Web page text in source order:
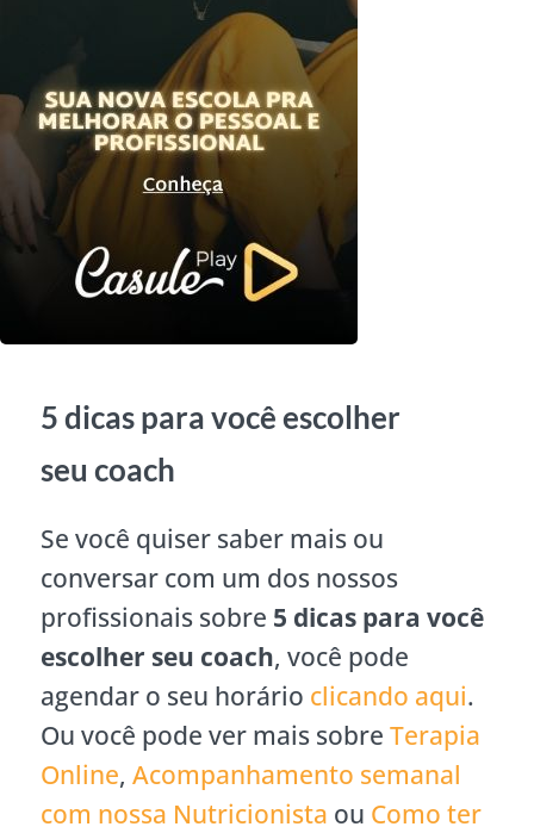
5 dicas para você escolher
seu coach
Se você quiser saber mais ou
conversar com um dos nossos
profissionais sobre 5 dicas para você
escolher seu coach, você pode
agendar o seu horário clicando aqui.
Ou você pode ver mais sobre Terapia
Online, Acompanhamento semanal
com nossa Nutricionista ou Como ter